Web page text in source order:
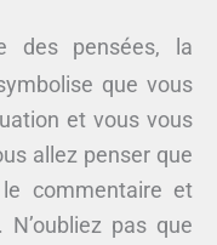
des pensées, la
que vous
et vous vous
allez penser que
le commentaire et
pas que